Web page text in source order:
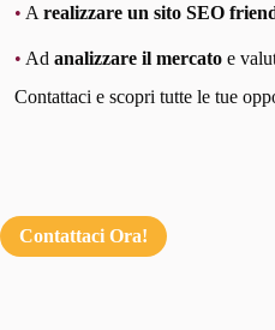
• A realizzare un sito SEO
• Ad analizzare il mercato e
Contattaci e scopri tutte le tue
Contattaci Ora!